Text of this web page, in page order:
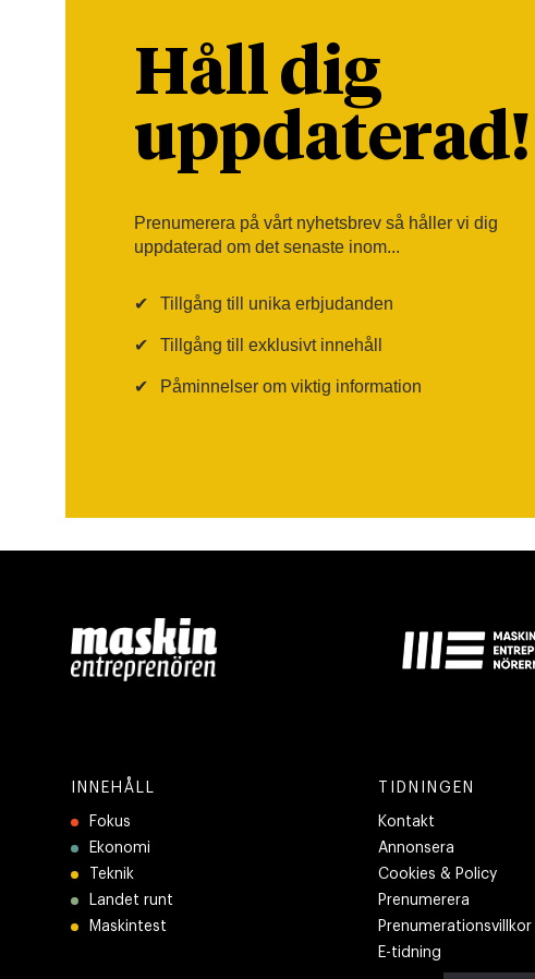
Håll dig
uppdaterad!
Prenumerera på vårt nyhetsbrev så håller vi dig
uppdaterad om det senaste inom...
✔ Tillgång till unika erbjudanden
✔ Tillgång till exklusivt innehåll
✔ Påminnelser om viktig information
INNEHÅLL
Fokus
Ekonomi
Teknik
Landet runt
Maskintest
TIDNINGEN
Kontakt
Annonsera
Cookies & Policy
Prenumerera
Prenumerationsvillkor
E-tidning